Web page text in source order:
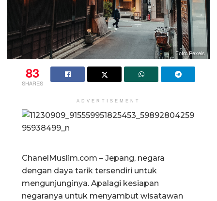
Foto: Pexels
83
SHARES
ADVERTISEMENT
ChanelMuslim.com – Jepang, negara
dengan daya tarik tersendiri untuk
mengunjunginya. Apalagi kesiapan
negaranya untuk menyambut wisatawan